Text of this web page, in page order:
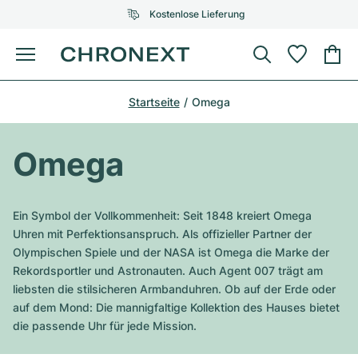
Kostenlose Lieferung
Menü
Alle Rolex Modelle
Top-Modelle
Air-King
Omega
Alle Omega Modelle
Top-Modelle
Patek Philippe
Alle Patek Philippe Modelle
Audemars Piguet
Cartier
Breitling
Certified Pre-Owned
Schmuck
Tiffany
Louis Vuitton
Gebauer & Gebauer
Van Cleef & Arpels
Neuzugänge
Service
Startseite Omega
Omega
Ein Symbol der Vollkommenheit: Seit 1848 kreiert Omega
Uhren mit Perfektionsanspruch. Als offizieller Partner der
Olympischen Spiele und der NASA ist Omega die Marke der
Rekordsportler und Astronauten. Auch Agent 007 trägt am
liebsten die stilsicheren Armbanduhren. Ob auf der Erde oder
auf dem Mond: Die mannigfaltige Kollektion des Hauses bietet
die passende Uhr für jede Mission.